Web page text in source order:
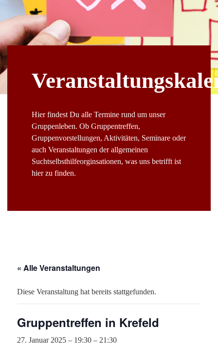
Hier findest Du alle Termine rund um unser
Gruppenleben. Ob Gruppentreffen,
Gruppenvorstellungen, Aktivitäten, Seminare oder
auch Veranstaltungen der allgemeinen
Suchtselbsthilfeorginsationen, was uns betrifft ist
hier zu finden.
« Alle Veranstaltungen
Diese Veranstaltung hat bereits stattgefunden.
Gruppentreffen in Krefeld
27. Januar 2025 – 19:30 – 21:30